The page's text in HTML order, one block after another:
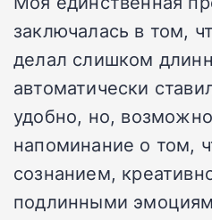
заключалась в том,
делал слишком
автоматически
удобно, но,
напоминание о том,
сознанием,
подлинными